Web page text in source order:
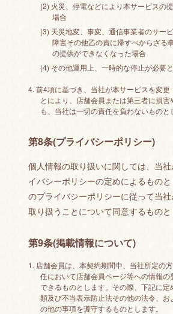
(2) 火災、停電などにより本サービスの
場合
(3) 天災地変、事変、通信事業者のサー
障害その他乙の責に帰すべからざる
の提供ができなくなった場合
(4) その他運用上、一時的な停止が必要
4. 前4項に基づき、当社が本サービスを変更
とにより、店舗会員または第三者に損
も、当社は一切の責任を負わないものと
第8条(プライバシーポリシー)
個人情報の取り扱いに関しては、当
イバシーポリシーの定めによるもの
のプライバシーポリシーに従って当
取り扱うことについて同意するものと
第9条(掲載情報について)
1. 店舗会員は、本契約期間中、当社所定の
任において店舗会員ページ等への情報の
できるものとします。その際、下記に定
類及び不当表示防止法その他の法令、お
の他の事項を遵守するものとします。